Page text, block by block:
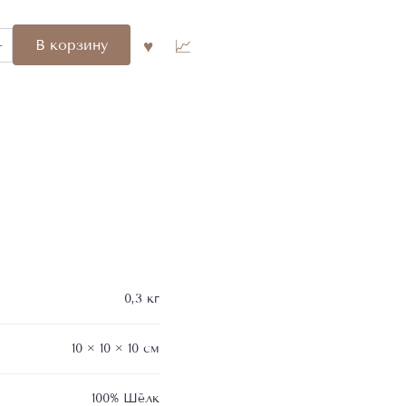
В корзину
0,3 кг
10 × 10 × 10 см
100% Шёлк